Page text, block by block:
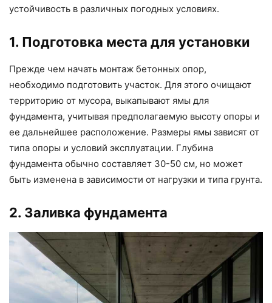
устойчивость в различных погодных условиях.
1. Подготовка места для установки
Прежде чем начать монтаж бетонных опор,
необходимо подготовить участок. Для этого очищают
территорию от мусора, выкапывают ямы для
фундамента, учитывая предполагаемую высоту опоры и
ее дальнейшее расположение. Размеры ямы зависят от
типа опоры и условий эксплуатации. Глубина
фундамента обычно составляет 30-50 см, но может
быть изменена в зависимости от нагрузки и типа грунта.
2. Заливка фундамента